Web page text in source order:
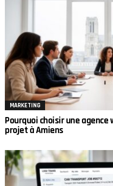
MARKETING
Pourquoi choisir une
projet à Amiens